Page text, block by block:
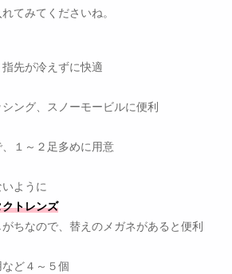
てみてくださいね。
先が冷えずに快適
ング、スノーモービルに便利
１～２足多めに用意
ように
トレンズ
ちなので、替えのメガネがあると便利
ど４～５個